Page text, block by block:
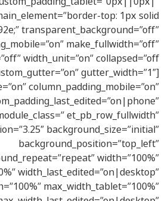
top: 1px solid
transparent_background=”off”
make_fullwidth=”off”
gutter_width=”1″
column_padding_mobile=”on”
et_pb_row_fullwidth”
background_size=”initial”
background_position=”top_left”
width=”100%”
width_last_edited=”on|desktop”
max_width_tablet=”100%”